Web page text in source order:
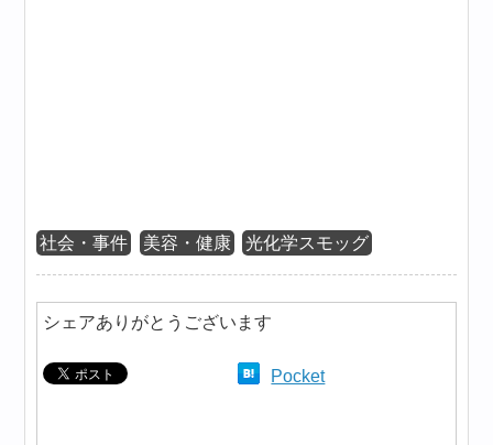
社会・事件 美容・健康 光化学スモッグ
シェアありがとうございます
Pocket